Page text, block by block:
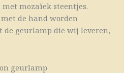
mozaïek steentjes.
de hand worden
geurlamp die wij leveren,
geurlamp